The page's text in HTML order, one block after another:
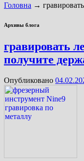
Головна → гравировать
Архивы блога
гравировать
получите
Опубликовано